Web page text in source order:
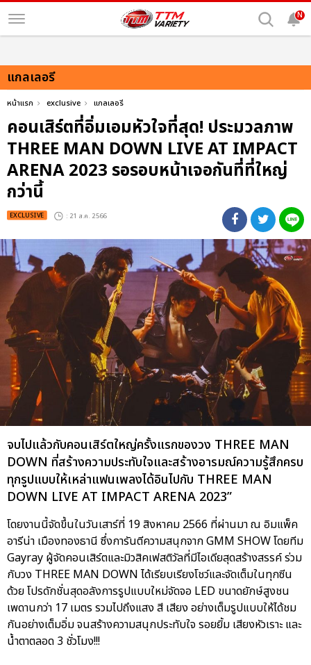
N
แกลเลอรี
หน้าแรก exclusive แกลเลอรี
คอนเสิร์ตที่อิ่มเอมหัวใจที่สุด! ประมวลภาพ
THREE MAN DOWN LIVE AT IMPACT
ARENA 2023 รอรอบหน้าเจอกันที่ที่ใหญ่
กว่านี้
EXCLUSIVE : 21 ส.ค. 2566
จบไปแล้วกับคอนเสิร์ตใหญ่ครั้งแรกของวง THREE MAN
DOWN ที่สร้างความประทับใจและสร้างอารมณ์ความรู้สึกครบ
ทุกรูปแบบให้เหล่าแฟนเพลงได้อินไปกับ THREE MAN
DOWN LIVE AT IMPACT ARENA 2023”
โดยงานนี้จัดขึ้นในวันเสาร์ที่ 19 สิงหาคม 2566 ที่ผ่านมา ณ อิมแพ็ค
อารีน่า เมืองทองธานี ซึ่งการันตีความสนุกจาก GMM SHOW โดยทีม
Gayray ผู้จัดคอนเสิร์ตและมิวสิคเฟสติวัลที่มีไอเดียสุดสร้างสรรค์ ร่วม
กับวง THREE MAN DOWN ได้เรียบเรียงโชว์และจัดเต็มในทุกซีน
ด้วย โปรดักชั่นสุดอลังการรูปแบบใหม่จัดจอ LED ขนาดยักษ์สูงชน
เพดานกว่า 17 เมตร รวมไปถึงแสง สี เสียง อย่างเต็มรูปแบบให้ได้ชม
กันอย่างเต็มอิ่ม จนสร้างความสนุกประทับใจ รอยยิ้ม เสียงหัวเราะ และ
น้ำตาตลอด 3 ชั่วโมง!!!